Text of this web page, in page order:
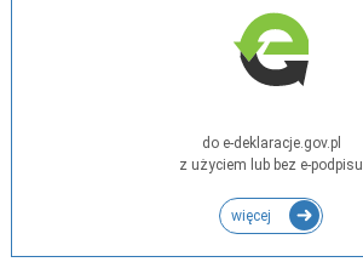
do e-deklaracje.gov.pl
z użyciem lub bez e-podpisu
więcej